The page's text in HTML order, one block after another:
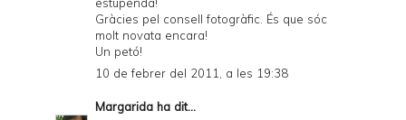
Gràcies pel consell fotogràfic. És que sóc
molt novata encara!
Un petó!
10 de febrer del 2011, a les 19:38
Margarida ha dit...